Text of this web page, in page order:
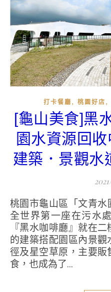
打卡餐廳 , 桃園好店 ,
[龜山美食]黑
園水資源回
建築．景觀水
桃園市龜山區「文青水園水資源回收中心」孵生
全世界第一座在污水
『黑水咖啡廳』就在
的建築搭配園區內景
徑及星空草原，主要
食，也成為了...